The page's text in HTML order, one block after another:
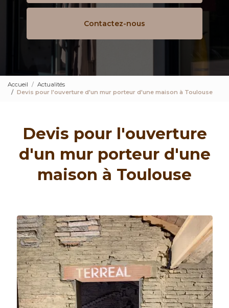
Contactez-nous
Accueil
Actualités
Devis pour l'ouverture d'un mur porteur d'une maison à Toulouse
Devis pour l'ouverture
d'un mur porteur d'une
maison à Toulouse